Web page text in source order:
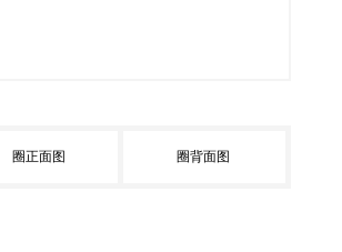
圈正面图 圈背面图